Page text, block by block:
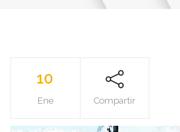
10
Ene Compartir